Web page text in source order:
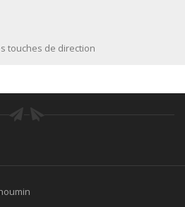
touches de direction